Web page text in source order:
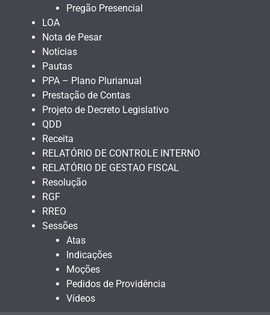
Pregão Presencial
LOA
Nota de Pesar
Notícias
Pautas
PPA – Plano Plurianual
Prestação de Contas
Projeto de Decreto Legislativo
QDD
Receita
RELATÓRIO DE CONTROLE INTERNO
RELATÓRIO DE GESTAO FISCAL
Resolução
RGF
RREO
Sessões
Atas
Indicações
Moções
Pedidos de Providência
Vídeos